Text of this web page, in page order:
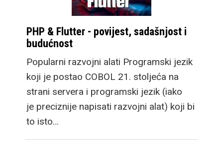
PHP & Flutter - povijest, sadašnjost i
budućnost
Popularni razvojni alati Programski jezik
koji je postao COBOL 21. stoljeća na
strani servera i programski jezik (iako
je preciznije napisati razvojni alat) koji bi
to isto…